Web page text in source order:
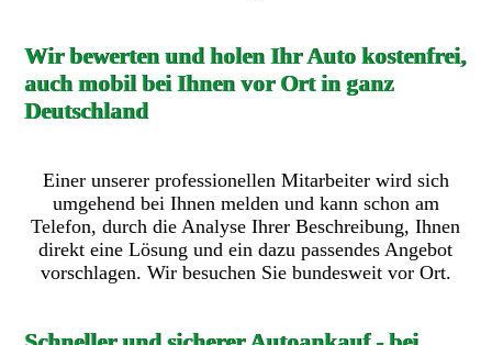
Wir bewerten und holen Ihr Auto kostenfrei,
auch mobil bei Ihnen vor Ort in ganz
Deutschland
Einer unserer professionellen Mitarbeiter wird sich
umgehend bei Ihnen melden und kann schon am
Telefon, durch die Analyse Ihrer Beschreibung, Ihnen
direkt eine Lösung und ein dazu passendes Angebot
vorschlagen. Wir besuchen Sie bundesweit vor Ort.